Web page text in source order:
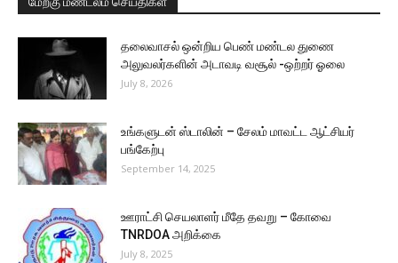
தலைவாசல் ஒன்றிய பெண் மண்டல துணை
அலுவலர்களின் அடாவடி வசூல் -ஒற்றர் ஓலை
July 8, 2026
உங்களுடன் ஸ்டாலின் – சேலம் மாவட்ட ஆட்சியர்
பங்கேற்பு
September 14, 2025
ஊராட்சி செயலாளர் மீதே தவறு – கோவை
TNRDOA அறிக்கை
July 8, 2025